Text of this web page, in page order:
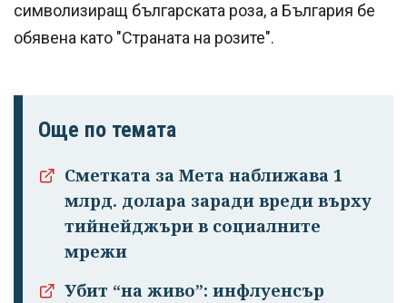
символизиращ българската роза, а България бе
обявена като "Страната на розите".
Още по темата
Сметката за Мета наближава 1
млрд. долара заради вреди върху
тийнейджъри в социалните
мрежи
Убит “на живо”: инфлуенсър